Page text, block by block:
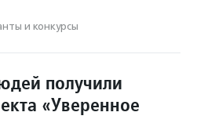
и конкурсы
получили
«Уверенное